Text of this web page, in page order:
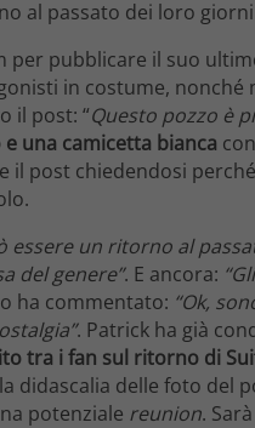
al passato dei loro
per pubblicare il suo
in costume, nonché
il post: “Questo pozzo è
una camicetta bianca
post chiedendosi
essere un ritorno al
del genere”. E ancora:
ha commentato: “Ok,
. Patrick ha già
tra i fan sul ritorno di
didascalia delle foto del
potenziale reunion.